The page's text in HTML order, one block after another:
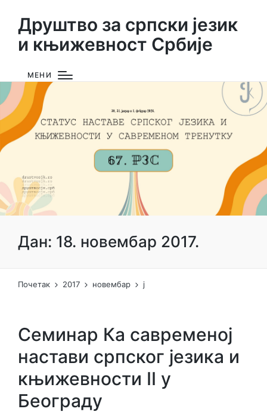
Друштво за српски језик
и књижевност Србије
МЕНИ
Дан: 18. новембар 2017.
Почетак 2017 новембар ј
Семинар Ка савременој
настави српског језика и
књижевности II у
Београду